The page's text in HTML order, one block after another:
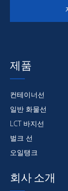
제품
컨테이너선
일반 화물선
LCT 바지선
벌크 선
오일탱크
회사 소개